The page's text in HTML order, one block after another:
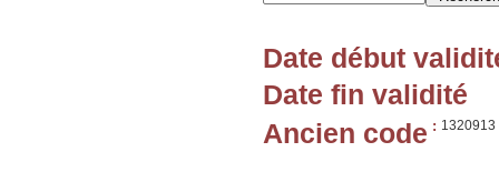
Date début
Date fin validité
Ancien code : 1320913